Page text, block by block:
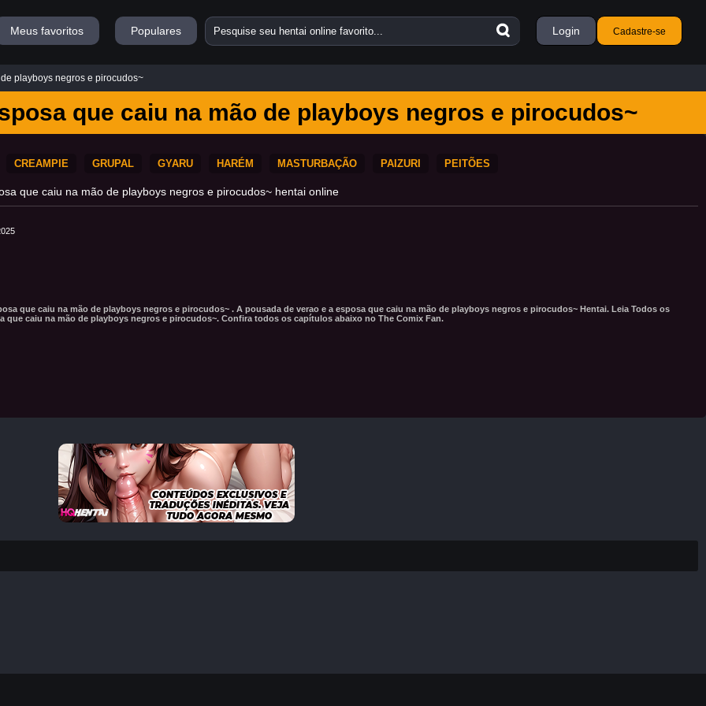
Meus favoritos Populares Login Cadastre-se
playboys negros e pirocudos~
que caiu na mão de playboys negros e pirocudos~
CREAMPIE GRUPAL GYARU HARÉM MASTURBAÇÃO PAIZURI PEITÕES
que caiu na mão de playboys negros e pirocudos~ hentai online
que caiu na mão de playboys negros e pirocudos~ . A pousada de verao e a esposa que caiu na mão de playboys negros e pirocudos~ Hentai. Leia Todos os
que caiu na mão de playboys negros e pirocudos~. Confira todos os capítulos abaixo no The Comix Fan.